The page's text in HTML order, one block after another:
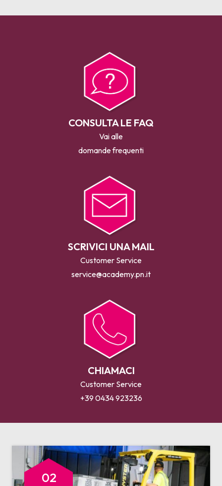
CONSULTA LE FAQ
Vai alle
domande frequenti
SCRIVICI UNA MAIL
Customer Service
service@academy.pn.it
CHIAMACI
Customer Service
+39 0434 923236
02